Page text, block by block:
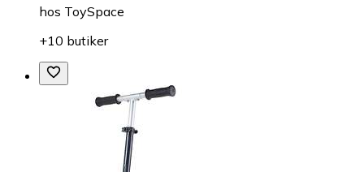
hos ToySpace
+10 butiker